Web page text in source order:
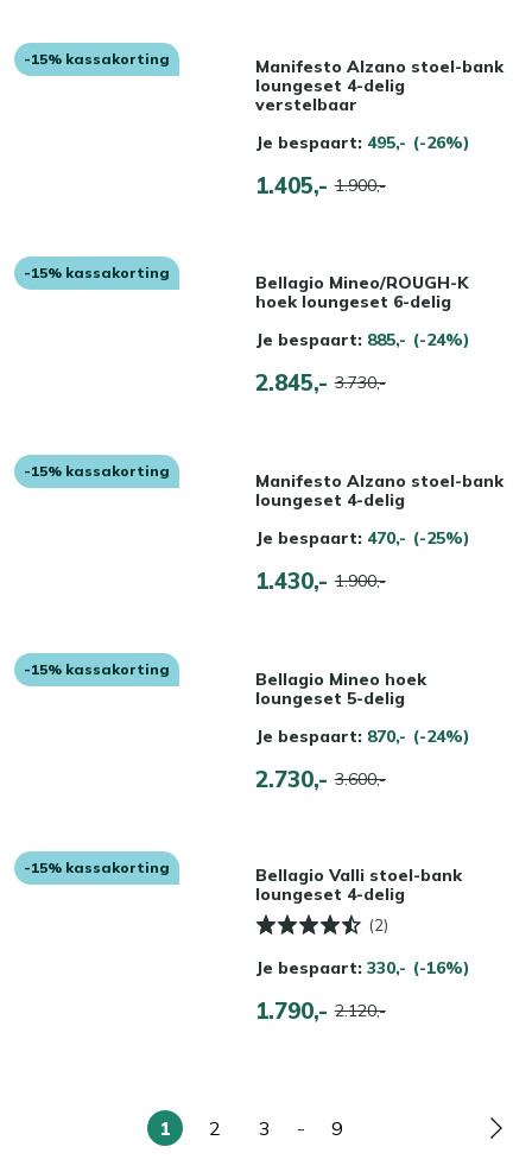
-15% kassakorting
Manifesto Alzano stoel-bank
loungeset 4-delig
verstelbaar
Je bespaart: 495,- (-26%)
1.405,- 1.900,-
-15% kassakorting
Bellagio Mineo/ROUGH-K
hoek loungeset 6-delig
Je bespaart: 885,- (-24%)
2.845,- 3.730,-
-15% kassakorting
Manifesto Alzano stoel-bank
loungeset 4-delig
Je bespaart: 470,- (-25%)
1.430,- 1.900,-
-15% kassakorting
Bellagio Mineo hoek
loungeset 5-delig
Je bespaart: 870,- (-24%)
2.730,- 3.600,-
-15% kassakorting
Bellagio Valli stoel-bank
loungeset 4-delig
(2)
Je bespaart: 330,- (-16%)
1.790,- 2.120,-
U
1
Pagina
2
Pagina
3 -
Pagina
9